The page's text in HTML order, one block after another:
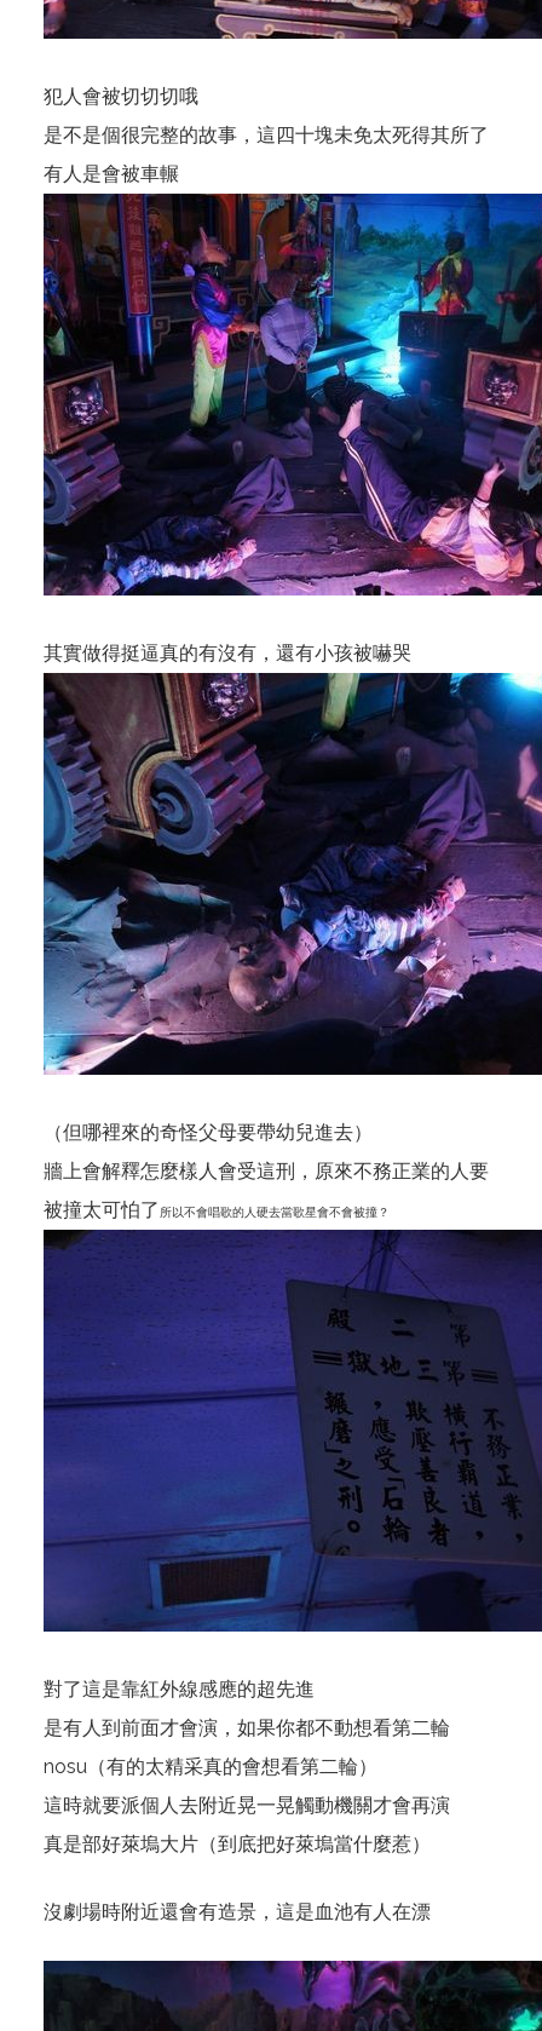
犯人會被切切切哦
是不是個很完整的故事，這四十塊未免太死得其所了
有人是會被車輾
其實做得挺逼真的有沒有，還有小孩被嚇哭
（但哪裡來的奇怪父母要帶幼兒進去）
牆上會解釋怎麼樣人會受這刑，原來不務正業的人要
被撞太可怕了 所以不會唱歌的人硬去當歌星會不會被撞？
對了這是靠紅外線感應的超先進
是有人到前面才會演，如果你都不動想看第二輪
nosu（有的太精采真的會想看第二輪）
這時就要派個人去附近晃一晃觸動機關才會再演
真是部好萊塢大片（到底把好萊塢當什麼惹）
沒劇場時附近還會有造景，這是血池有人在漂